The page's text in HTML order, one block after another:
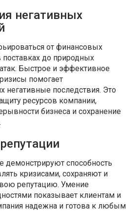
негативных
от финансовых
до природных
Быстрое и эффективное
помогает
негативные последствия. Это
ресурсов компании,
бизнеса и сохранение
демонстрируют способность
кризисами, сохраняют и
репутацию. Умение
показывает клиентам и
надежна и готова к любым